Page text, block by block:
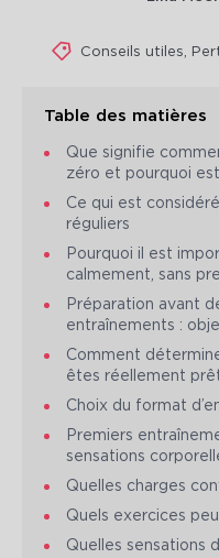
Conseils utiles
Table des matières
Que signifie
zéro et pourquoi
Ce qui est
réguliers
Pourquoi il est
calmement, sans
Préparation avant
entraînements :
Comment
êtes réellement
Choix du format
Premiers
sensations
Quelles charges
Quels exercices
Quelles sensations